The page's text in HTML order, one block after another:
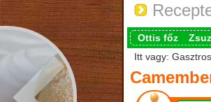
Ottis főz
Itt vagy: